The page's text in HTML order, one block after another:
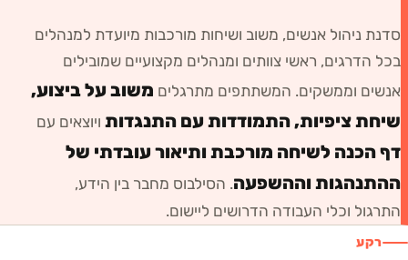
סדנת ניהול אנשים, משוב ושיחות מורכבות מיועדת למנהלים
בכל הדרגים, ראשי צוותים ומנהלים מקצועיים שמובילים
אנשים וממשקים. המשתתפים מתרגלים משוב על ביצוע,
שיחת ציפיות, התמודדות עם התנגדות ויוצאים עם
דף הכנה לשיחה מורכבת ותיאור עובדתי של
ההתנהגות וההשפעה. הסילבוס מחבר בין הידע,
התרגול וכלי העבודה הדרושים ליישום.
רקע